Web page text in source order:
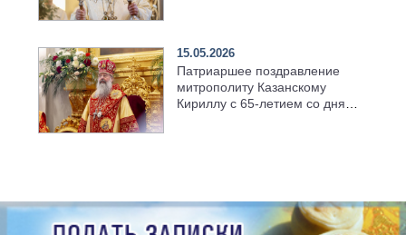
15.05.2026
Патриаршее поздравление
митрополиту Казанскому
Кириллу с 65-летием со дня